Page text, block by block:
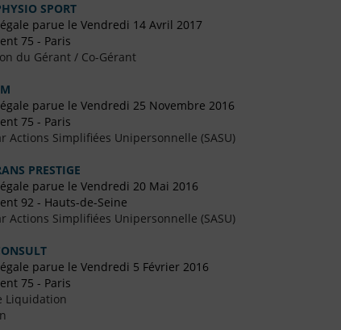
SPORT
parue le Vendredi 14 Avril 2017
75 - Paris
du Gérant / Co-Gérant
parue le Vendredi 25 Novembre 2016
75 - Paris
Actions Simplifiées Unipersonnelle (SASU)
PRESTIGE
parue le Vendredi 20 Mai 2016
92 - Hauts-de-Seine
Actions Simplifiées Unipersonnelle (SASU)
parue le Vendredi 5 Février 2016
75 - Paris
Liquidation